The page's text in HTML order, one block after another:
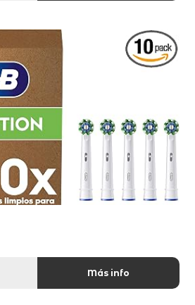
Más info